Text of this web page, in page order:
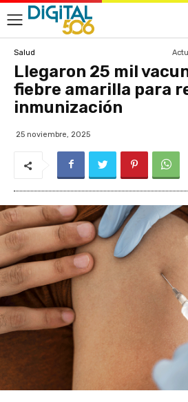
Salud
Llegaron 25 mil
fiebre amarilla para
inmunización
25 noviembre, 2025